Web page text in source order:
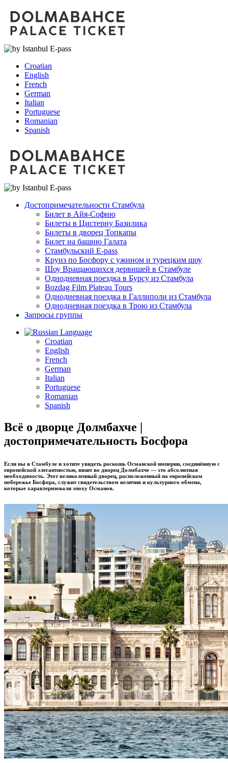
Croatian
English
French
German
Italian
Portuguese
Romanian
Spanish
Достопримечательности Стамбула
Билет в Айя-Софию
Билеты в Цистерну Базилика
Билеты в дворец Топкапы
Билет на башню Галата
Стамбульский E-pass
Круиз по Босфору с ужином и турецким шоу
Шоу Вращающихся дервишей в Стамбуле
Однодневная поездка в Бурсу из Стамбула
Bozdag Film Plateau Tours
Однодневная поездка в Галлиполи из Стамбула
Однодневная поездка в Трою из Стамбула
Запросы группы
Language
Croatian
English
French
German
Italian
Portuguese
Romanian
Spanish
Всё о дворце Долмбахче |
достопримечательность Босфора
Если вы в Стамбуле и хотите увидеть роскошь Османской империи, соединённую с
европейской элегантностью, визит во дворец Долмбахче — это абсолютная
необходимость. Этот великолепный дворец, расположенный на европейском
побережье Босфора, служит свидетельством величия и культурного обмена,
которые характеризовали эпоху Османов.